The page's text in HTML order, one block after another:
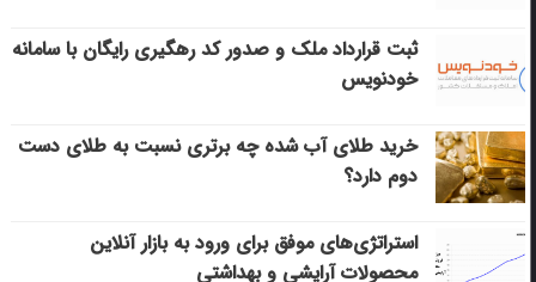
ثبت قرارداد ملک و صدور کد رهگیری رایگان با سامانه
خودنویس
خرید طلای آب شده چه برتری نسبت به طلای دست
دوم دارد؟
استراتژی‌های موفق برای ورود به بازار آنلاین
محصولات آرایشی و بهداشتی